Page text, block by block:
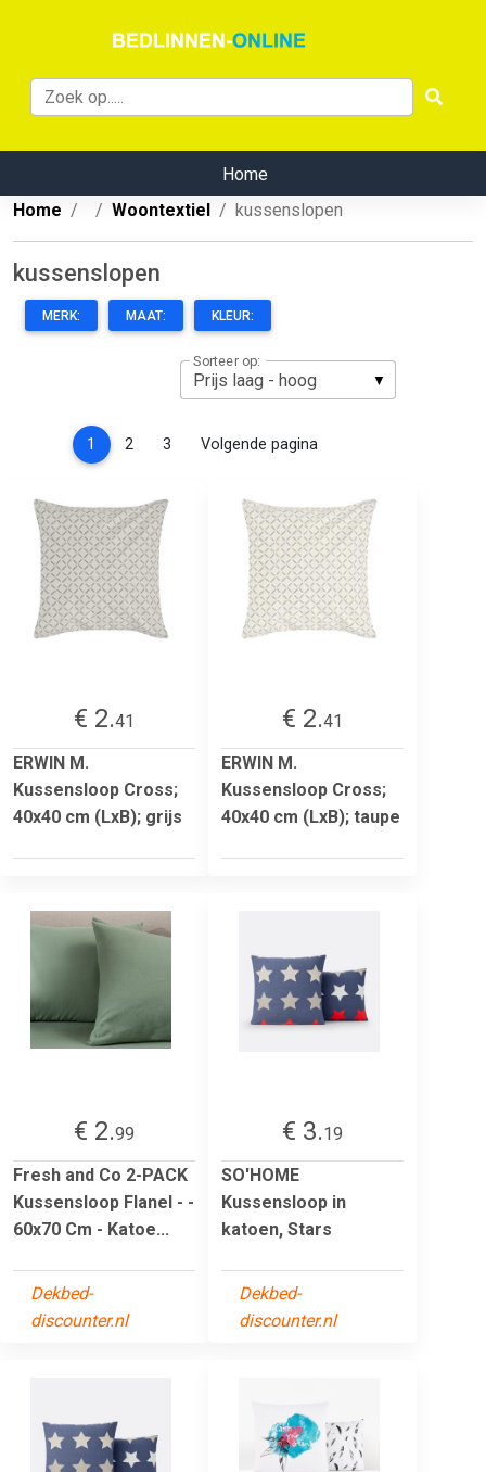
Home
Home
Woontextiel kussenslopen
kussenslopen
MERK: MAAT: KLEUR:
Sorteer op:
1 (current)
2 3 Volgende pagina
€ 2.41
ERWIN M.
Kussensloop Cross;
40x40 cm (LxB); grijs
€ 2.41
ERWIN M.
Kussensloop Cross;
40x40 cm (LxB); taupe
€ 2.99
Fresh and Co 2-PACK
Kussensloop Flanel - -
60x70 Cm - Katoe...
Dekbed-
discounter.nl
€ 3.19
SO'HOME
Kussensloop in
katoen, Stars
Dekbed-
discounter.nl